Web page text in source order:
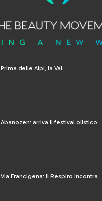
Prima delle Alpi, la Val...
Abanozen: arriva il festival olistico...
Via Francigena: il Respiro incontra